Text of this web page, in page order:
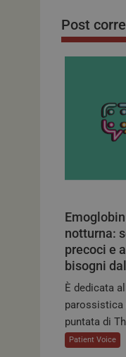
A
p
k
Post
notturna:
precoci e
bisogni
È dedicata
parossistica
puntata di
Patient Voice